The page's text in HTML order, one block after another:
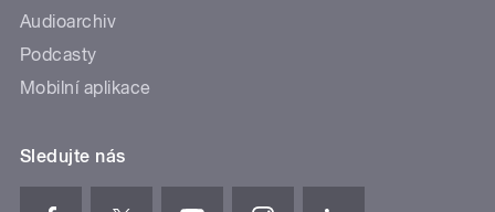
Audioarchiv
Podcasty
Mobilní aplikace
Sledujte nás